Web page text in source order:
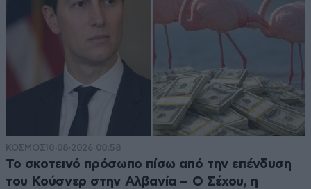
ΚΟΣΜΟΣ10·08·2026 00:58
Το σκοτεινό πρόσωπο πίσω από την επένδυση
του Κούσνερ στην Αλβανία – Ο Σέχου, η